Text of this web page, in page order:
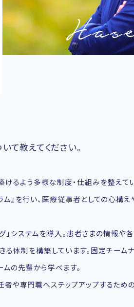
て教えてください。
るよう多様な制度・仕組みを整えてい
』を行い、医療従事者としての心構
」システムを導入。患者さまの情報や
体制を構築しています。固定チーム
ムの先輩から学べます。
や専門職へステップアップするため